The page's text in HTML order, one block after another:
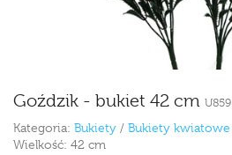
Goździk - bukiet 42 cm U859
Kategoria: Bukiety / Bukiety kwiatowe
Wielkość: 42 cm